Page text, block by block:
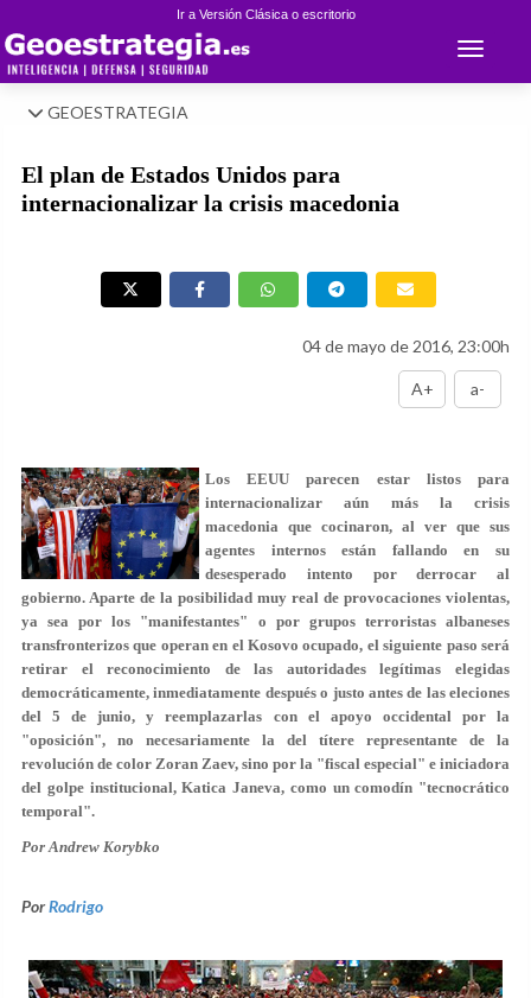
Ir a Versión Clásica o escritorio
Toggle
GEOESTRATEGIA
El plan de Estados Unidos para
internacionalizar la crisis macedonia
04 de mayo de 2016, 23:00h
A+ a-
Los EEUU parecen estar listos para
internacionalizar aún más la crisis
macedonia que cocinaron, al ver que sus
agentes internos están fallando en su
desesperado intento por derrocar al
gobierno. Aparte de la posibilidad muy real de provocaciones violentas,
ya sea por los "manifestantes" o por grupos terroristas albaneses
transfronterizos que operan en el Kosovo ocupado, el siguiente paso será
retirar el reconocimiento de las autoridades legítimas elegidas
democráticamente, inmediatamente después o justo antes de las eleciones
del 5 de junio, y reemplazarlas con el apoyo occidental por la
"oposición", no necesariamente la del títere representante de la
revolución de color Zoran Zaev, sino por la "fiscal especial" e iniciadora
del golpe institucional, Katica Janeva, como un comodín "tecnocrático
temporal".
Por Andrew Korybko
PorRodrigo